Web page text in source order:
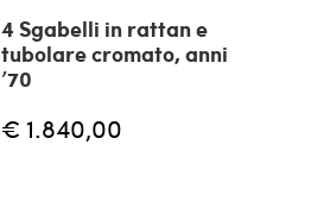
4 Sgabelli in rattan e
tubolare cromato, anni
’70
€ 1.840,00